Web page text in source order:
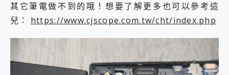
其它筆電做不到的哦！想要了解更多也可以參考這
兒： https://www.cjscope.com.tw/cht/index.php